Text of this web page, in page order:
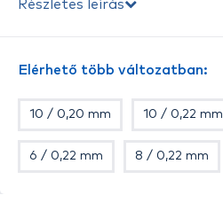
Részletes leírás
Elérhető több változatban:
10 / 0,20 mm 10 / 0,22 mm
6 / 0,22 mm 8 / 0,22 mm